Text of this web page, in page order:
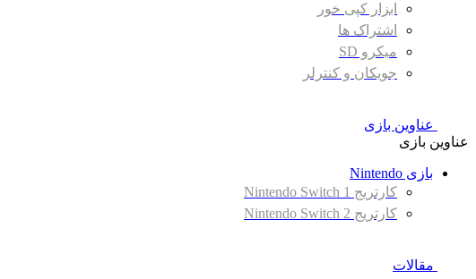
ابزار کپی خور
اشتراک ها
میکرو SD
جویکان و کنترلر
عناوین بازی
عناوین بازی
بازی Nintendo
کارتریج Nintendo Switch 1
کارتریج Nintendo Switch 2
مقالات